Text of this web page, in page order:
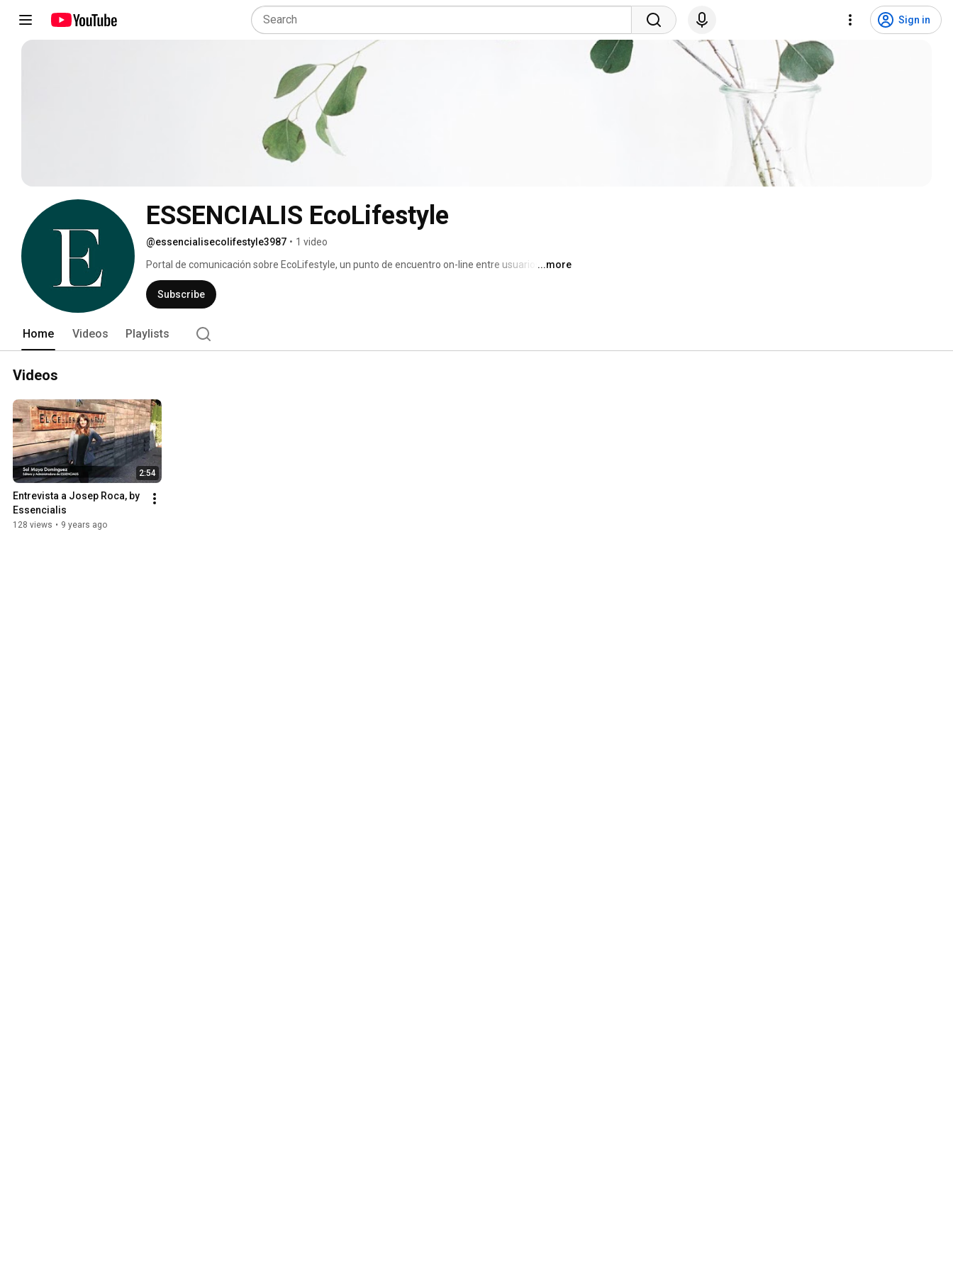
Sign in
ESSENCIALIS EcoLifestyle
@essencialisecolifestyle3987 • 1 video
Portal de comunicación sobre EcoLifestyle, un punto de encuentro on-line entre usuarios,
consumidores, marcas y servicios
...more
Subscribe
Home Videos Playlists
Videos
2:54
Entrevista a Josep Roca, by
Essencialis
128 views • 9 years ago